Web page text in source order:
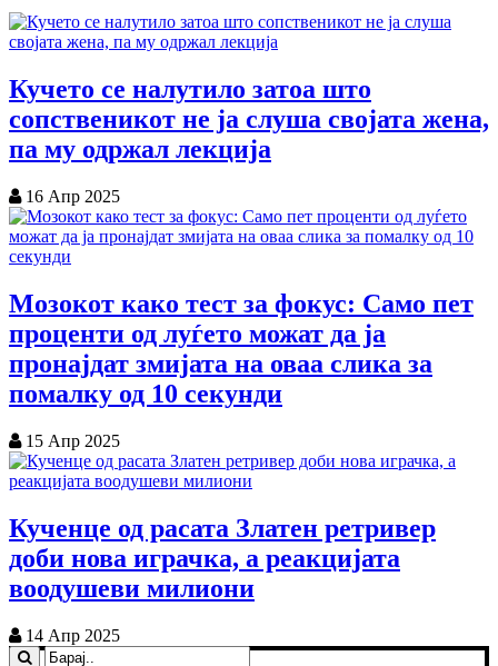
Кучето се налутило затоа што
сопственикот не ја слуша својата жена,
па му одржал лекција
16 Апр 2025
Мозокот како тест за фокус: Само пет
проценти од луѓето можат да ја
пронајдат змијата на оваа слика за
помалку од 10 секунди
15 Апр 2025
Кученце од расата Златен ретривер
доби нова играчка, а реакцијата
воодушеви милиони
14 Апр 2025